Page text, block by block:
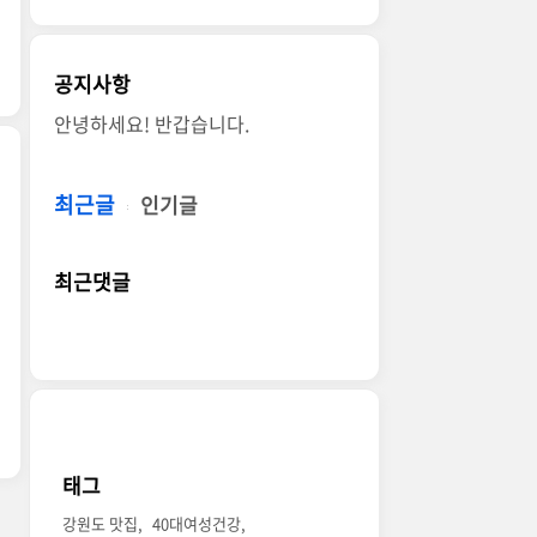
공지사항
안녕하세요! 반갑습니다.
최근글 인기글
최근댓글
태그
강원도 맛집
40대여성건강